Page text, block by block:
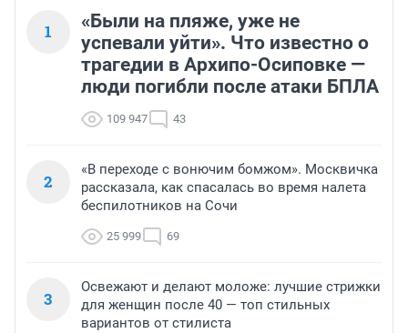
1
«Были на пляже, уже не
успевали уйти». Что известно о
трагедии в Архипо-Осиповке —
люди погибли после атаки БПЛА
109 947 43
2
«В переходе с вонючим бомжом». Москвичка
рассказала, как спасалась во время налета
беспилотников на Сочи
25 999 69
3
Освежают и делают моложе: лучшие стрижки
для женщин после 40 — топ стильных
вариантов от стилиста